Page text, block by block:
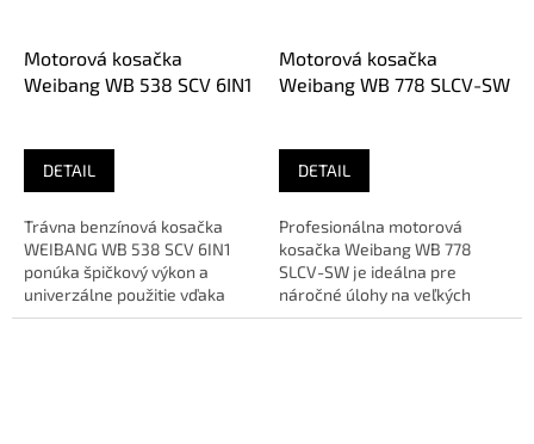
Motorová kosačka
Weibang WB 538 SCV 6IN1
DETAIL
Trávna benzínová kosačka
WEIBANG WB 538 SCV 6IN1
ponúka špičkový výkon a
univerzálne použitie vďaka
systému 6v1. Navrhnutá pre
Motorová kosačka
Weibang WB 778 SLCV-SW
DETAIL
Profesionálna motorová
kosačka Weibang WB 778
SLCV-SW je ideálna pre
náročné úlohy na veľkých
trávnatých plochách.